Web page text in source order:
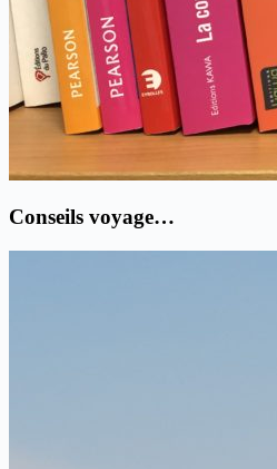
Conseils voyage…